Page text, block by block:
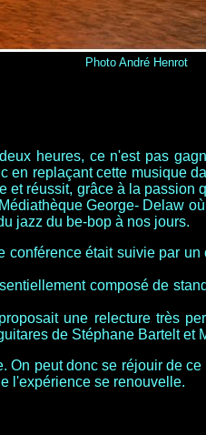
Photo André Henrot
heures, ce n'est pas
replaçant cette musique
réussit, grâce à la
George- Delaw
jazz du be-bop à nos jours.
était suivie par
composé de
une relecture très
de Stéphane Bartelt
peut donc se réjouir de
l'expérience se renouvelle.